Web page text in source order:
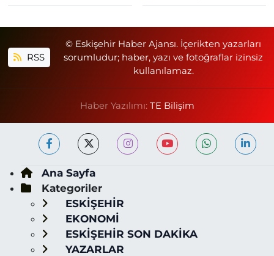
RSS
© Eskişehir Haber Ajansı. İçerikten yazarları
sorumludur; haber, yazı ve fotoğraflar izinsiz
kullanılamaz.
Haber Yazılımı: TE Bilişim
Ana Sayfa
Kategoriler
ESKİŞEHİR
EKONOMİ
ESKİŞEHİR SON DAKİKA
YAZARLAR